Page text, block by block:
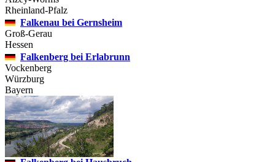
Rheinland-Pfalz
Falkenau bei Gernsheim
Groß-Gerau
Hessen
Falkenberg bei Erlabrunn
Vockenberg
Würzburg
Bayern